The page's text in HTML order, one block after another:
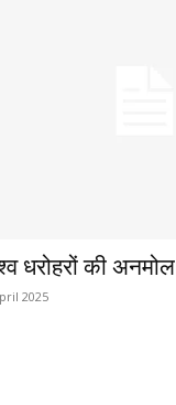
धरोहरों की
2025